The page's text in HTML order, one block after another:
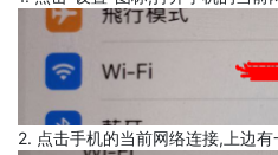
2. 点击手机的当前网络连接,上边